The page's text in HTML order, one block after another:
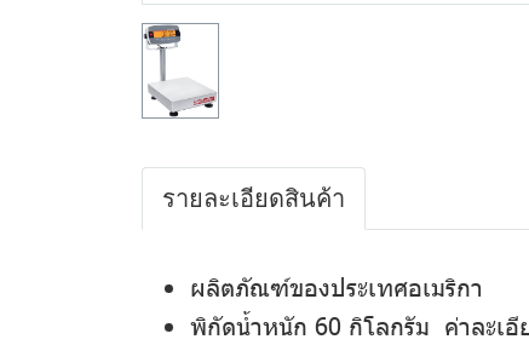
รายละเอียดสินค้า
ผลิตภัณฑ์ของประเทศอเมริกา
พิกัดน้ำหนัก 60 กิโลกรัม ค่าละเอี